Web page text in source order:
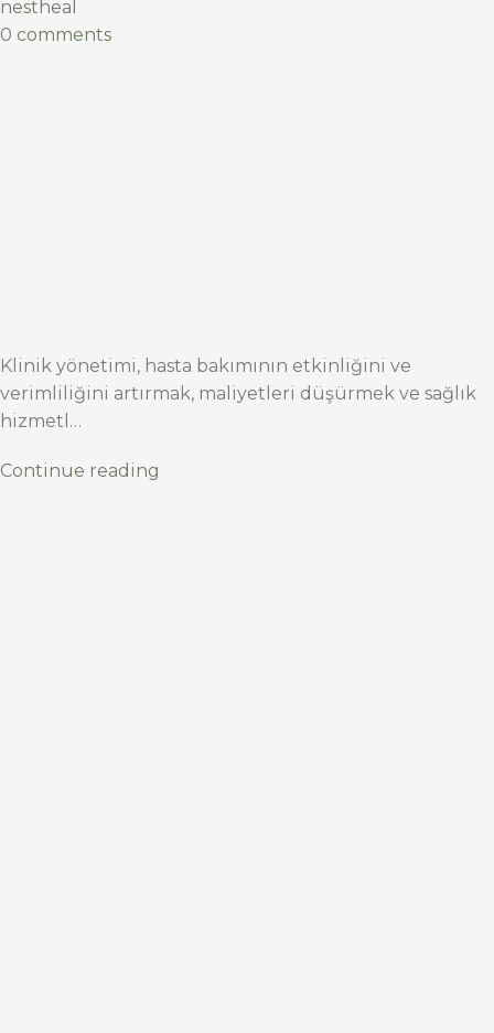
nestheal
0 comments
Klinik yönetimi, hasta bakımının etkinliğini ve
verimliliğini artırmak, maliyetleri düşürmek ve sağlık
hizmetl…
Continue reading